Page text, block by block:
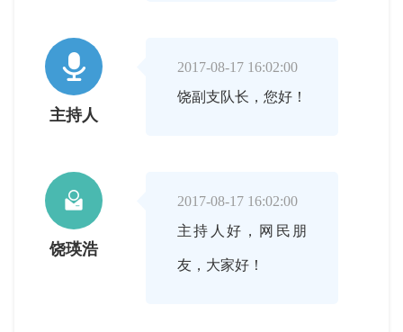

主持人
2017-08-17 16:02:00
饶副支队长，您好！

饶瑛浩
2017-08-17 16:02:00
主持人好，网民朋
友，大家好！